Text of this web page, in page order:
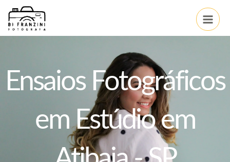
para
Main
Ensaios Fotográficos
em Estúdio em